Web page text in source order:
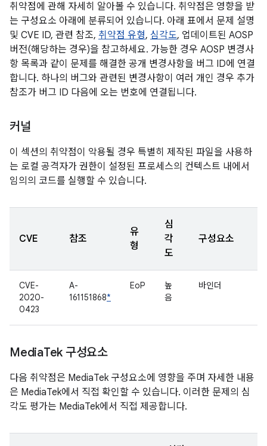
취약점에 관해 자세히 알아볼 수 있습니다. 취약점은 영향을 받
는 구성요소 아래에 분류되어 있습니다. 아래 표에서 문제 설명
및 CVE ID, 관련 참조, 취약점 유형, 심각도, 업데이트된 AOSP
버전(해당하는 경우)을 참고하세요. 가능한 경우 AOSP 변경사
항 목록과 같이 문제를 해결한 공개 변경사항을 버그 ID에 연결
합니다. 하나의 버그와 관련된 변경사항이 여러 개인 경우 추가
참조가 버그 ID 다음에 오는 번호에 연결됩니다.
커널
이 섹션의 취약점이 악용될 경우 특별히 제작된 파일을 사용하
는 로컬 공격자가 권한이 설정된 프로세스의 컨텍스트 내에서
임의의 코드를 실행할 수 있습니다.
CVE 참조
유
형
심
각
도
구성요소
CVE-
2020-
0423
A-
161151868*
EoP
높
음
바인더
MediaTek 구성요소
다음 취약점은 MediaTek 구성요소에 영향을 주며 자세한 내용
은 MediaTek에서 직접 확인할 수 있습니다. 이러한 문제의 심
각도 평가는 MediaTek에서 직접 제공합니다.